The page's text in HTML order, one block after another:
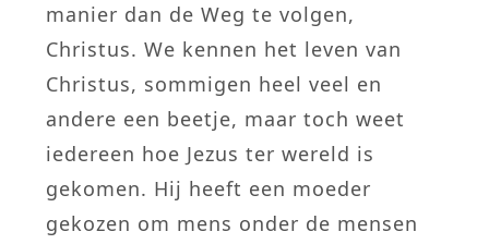
manier dan de Weg te volgen,
Christus. We kennen het leven van
Christus, sommigen heel veel en
andere een beetje, maar toch weet
iedereen hoe Jezus ter wereld is
gekomen. Hij heeft een moeder
gekozen om mens onder de mensen